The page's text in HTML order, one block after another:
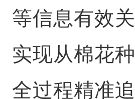
等信息有效
实现从棉花
全过程精准